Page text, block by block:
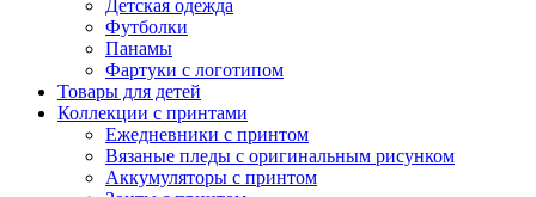
Детская одежда
Футболки
Панамы
Фартуки с логотипом
Товары для детей
Коллекции с принтами
Ежедневники с принтом
Вязаные пледы с оригинальным рисунком
Аккумуляторы с принтом